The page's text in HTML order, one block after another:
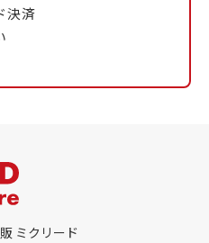
決済
ミクリード